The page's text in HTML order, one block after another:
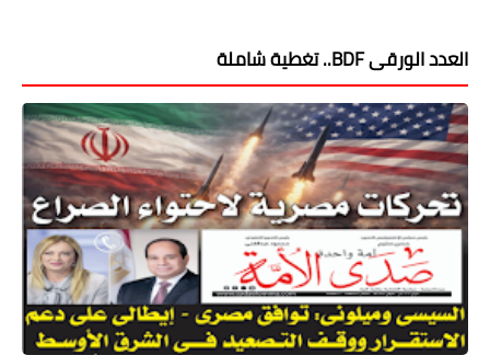
العدد الورقى BDF.. تغطية شاملة